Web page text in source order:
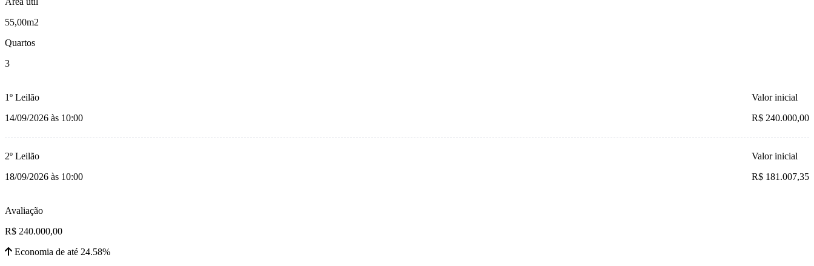
55,00m2
Quartos
3
1º Leilão
14/09/2026 às 10:00
Valor inicial
R$ 240.000,00
2º Leilão
18/09/2026 às 10:00
Valor inicial
R$ 181.007,35
Avaliação
R$ 240.000,00
Economia de até 24.58%